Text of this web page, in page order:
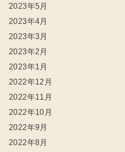
2023年5月
2023年4月
2023年3月
2023年2月
2023年1月
2022年12月
2022年11月
2022年10月
2022年9月
2022年8月